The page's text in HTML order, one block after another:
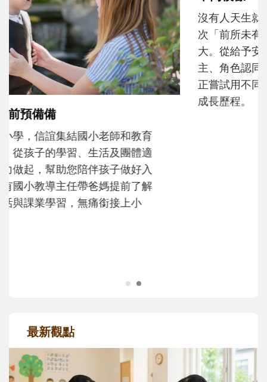
和孩子一起長大的那個男人│讀懂父親的
不同模樣
沒有人天生就擅長當爸爸！男人總是在一次
次「前所未有」的體驗中，跟著孩子一起長
大。從給予安全感的肢體遊戲，到獨立自
主、角色認同及解決問題的能力養成。爸爸
最新觀點